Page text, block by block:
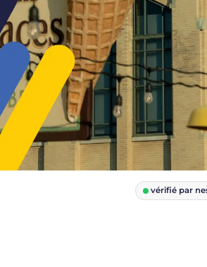
vérifié par